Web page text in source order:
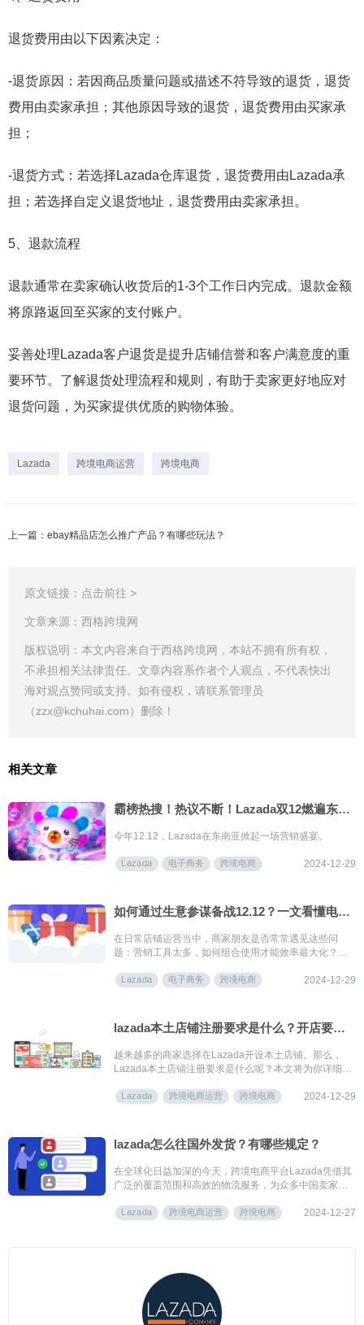
退货费用由以下因素决定：
-退货原因：若因商品质量问题或描述不符导致的退货，退货
费用由卖家承担；其他原因导致的退货，退货费用由买家承
担；
-退货方式：若选择Lazada仓库退货，退货费用由Lazada承
担；若选择自定义退货地址，退货费用由卖家承担。
5、退款流程
退款通常在卖家确认收货后的1-3个工作日内完成。退款金额
将原路返回至买家的支付账户。
妥善处理Lazada客户退货是提升店铺信誉和客户满意度的重
要环节。了解退货处理流程和规则，有助于卖家更好地应对
退货问题，为买家提供优质的购物体验。
Lazada 跨境电商运营 跨境电商
上一篇：ebay精品店怎么推广产品？有哪些玩法？
原文链接： 点击前往 >
文章来源：西格跨境网
版权说明：本文内容来自于西格跨境网，本站不拥有所有权，
不承担相关法律责任。文章内容系作者个人观点，不代表快出
海对观点赞同或支持。如有侵权，请联系管理员
（zzx@kchuhai.com）删除！
相关文章
霸榜热搜！热议不断！Lazada双12燃遍东南亚
今年12.12，Lazada在东南亚掀起一场营销盛宴。
Lazada 电子商务 跨境电商 2024-12-29
如何通过生意参谋备战12.12？一文看懂电商运营黄金公式
在日常店铺运营当中，商家朋友是否常常遇见这些问
题：营销工具太多，如何组合使用才能效率最大化？大
下降却找不到原因？
Lazada 电子商务 跨境电商 2024-12-29
lazada本土店铺注册要求是什么？开店要交多少钱？
越来越多的商家选择在Lazada开设本土店铺。那么，
Lazada本土店铺注册要求是什么呢？本文将为你详细解
Lazada 跨境电商运营 跨境电商 2024-12-29
lazada怎么往国外发货？有哪些规定？
在全球化日益加深的今天，跨境电商平台Lazada凭借其
广泛的覆盖范围和高效的物流服务，为众多中国卖家提
Lazada 跨境电商运营 跨境电商 2024-12-27